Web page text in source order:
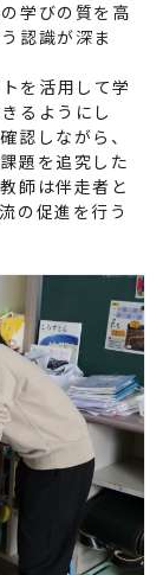
学びの質を高
認識が深ま
を活用して学
るようにし
認しながら、
題を追究した
師は伴走者と
の促進を行う